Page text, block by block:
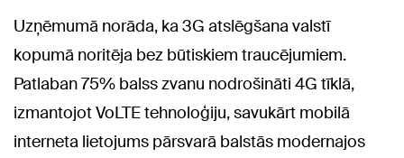
Uzņēmumā norāda, ka 3G atslēgšana valstī
kopumā noritēja bez būtiskiem traucējumiem.
Patlaban 75% balss zvanu nodrošināti 4G tīklā,
izmantojot VoLTE tehnoloģiju, savukārt mobilā
interneta lietojums pārsvarā balstās modernajos